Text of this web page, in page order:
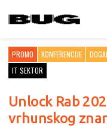
PROMO KONFERENCIJE
IT SEKTOR
Unlock Rab
vrhunskog